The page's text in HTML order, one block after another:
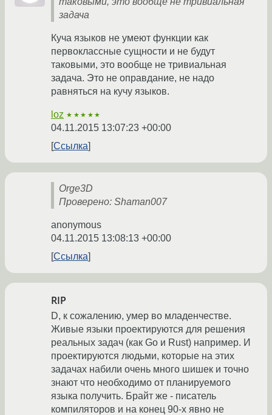
задача
Куча языков не умеют функции как
первоклассные сущности и не будут
таковыми, это вообще не тривиальная
задача. Это не оправдание, не надо
равняться на кучу языков.
loz ★★★★★
04.11.2015 13:07:23 +00:00
Ссылка
Orge3D
Проверено: Shaman007
anonymous
04.11.2015 13:08:13 +00:00
Ссылка
RIP
D, к сожалению, умер во младенчестве.
Живые языки проектируются для решения
реальных задач (как Go и Rust) например. И
проектируются людьми, которые на этих
задачах набили очень много шишек и точно
знают что необходимо от планируемого
языка получить. Брайт же - писатель
компиляторов и на конец 90-х явно не